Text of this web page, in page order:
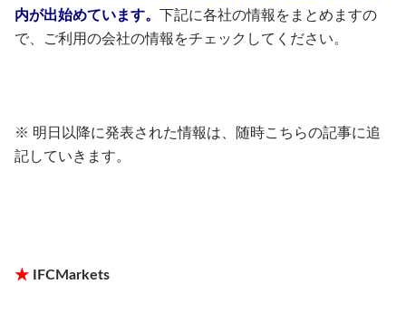
内が出始めています。
下記に各社の情報をまとめますの
で、ご利用の会社の情報をチェックしてください。
※ 明日以降に発表された情報は、随時こちらの記事に追
記していきます。
★ IFCMarkets